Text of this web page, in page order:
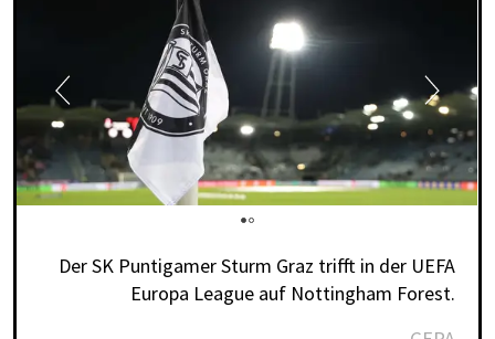
Der SK Puntigamer Sturm Graz trifft in der UEFA
Europa League auf Nottingham Forest.